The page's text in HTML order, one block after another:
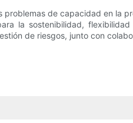
de capacidad en la
la sostenibilidad,
de riesgos, junto con